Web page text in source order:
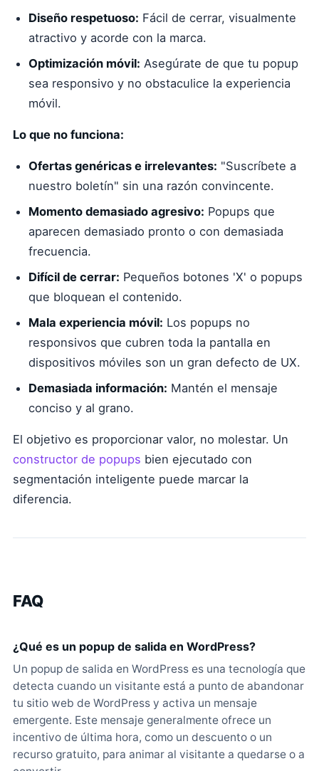
Diseño respetuoso: Fácil de cerrar, visualmente
atractivo y acorde con la marca.
Optimización móvil: Asegúrate de que tu popup
sea responsivo y no obstaculice la experiencia
móvil.
Lo que no funciona:
Ofertas genéricas e irrelevantes: "Suscríbete a
nuestro boletín" sin una razón convincente.
Momento demasiado agresivo: Popups que
aparecen demasiado pronto o con demasiada
frecuencia.
Difícil de cerrar: Pequeños botones 'X' o popups
que bloquean el contenido.
Mala experiencia móvil: Los popups no
responsivos que cubren toda la pantalla en
dispositivos móviles son un gran defecto de UX.
Demasiada información: Mantén el mensaje
conciso y al grano.
El objetivo es proporcionar valor, no molestar. Un
constructor de popups bien ejecutado con
segmentación inteligente puede marcar la
diferencia.
FAQ
¿Qué es un popup de salida en WordPress?
Un popup de salida en WordPress es una tecnología que
detecta cuando un visitante está a punto de abandonar
tu sitio web de WordPress y activa un mensaje
emergente. Este mensaje generalmente ofrece un
incentivo de última hora, como un descuento o un
recurso gratuito, para animar al visitante a quedarse o a